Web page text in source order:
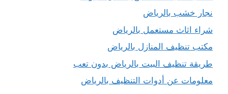
نجار خشب بالرياض
شراء اثاث مستعمل بالرياض
مكتب تنظيف المنازل بالرياض
طريقة تنظيف البيت بالرياض بدون تعب
معلومات عن أدوات التنظيف بالرياض